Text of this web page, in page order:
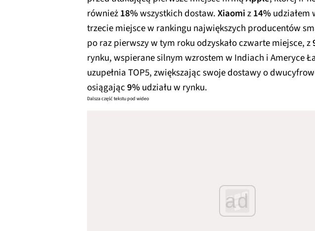
również18%wszystkich dostaw.Xiaomiz14%udziałem
trzecie miejsce w rankingu największych producentów
po raz pierwszy w tym roku odzyskało czwarte miejsce, z
rynku, wspierane silnym wzrostem w Indiach i Ameryce
uzupełnia TOP5, zwiększając swoje dostawy o
osiągając9%udziału w rynku.
Dalsza część tekstu pod wideo
ad